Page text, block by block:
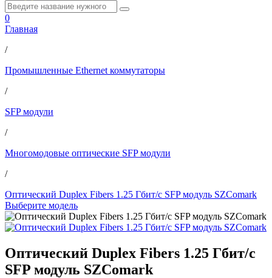
0
Главная
/
Промышленные Ethernet коммутаторы
/
SFP модули
/
Многомодовые оптические SFP модули
/
Оптический Duplex Fibers 1.25 Гбит/с SFP модуль SZComark
Выберите модель
Оптический Duplex Fibers 1.25 Гбит/с
SFP модуль SZComark